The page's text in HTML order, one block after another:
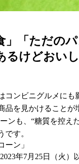
」「ただの
るけどおい
コンビニグルメにも
品を見かけることが
ンも、“糖質を控え
です。
ーン」
年7月25日（火）